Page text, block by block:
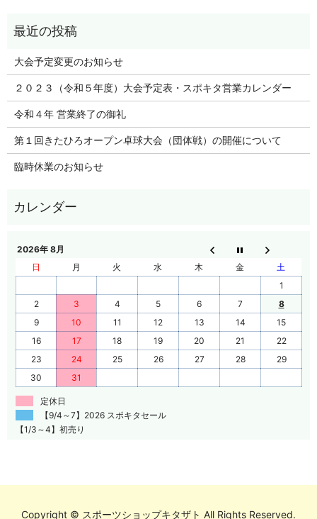
大会予定変更のお知らせ
２０２３（令和５年度）大会予定表・スポキタ営業カレンダー
令和４年 営業終了の御礼
第１回きたひろオープン卓球大会（団体戦）の開催について
臨時休業のお知らせ
2026年 8月
日
月 火 水 木 金
土
1
2
3 4 5 6 7
8
9
10 11 12 13 14
15
16
17 18 19 20 21
22
23
24 25 26 27 28
29
30
31
定休日
【9/4～7】2026 スポキタセール
【1/3～4】初売り
Copyright © スポーツショップキタザト All Rights Reserved.